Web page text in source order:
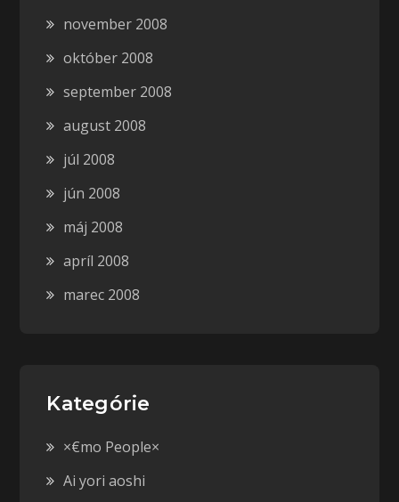
november 2008
október 2008
september 2008
august 2008
júl 2008
jún 2008
máj 2008
apríl 2008
marec 2008
Kategórie
×€mo People×
Ai yori aoshi